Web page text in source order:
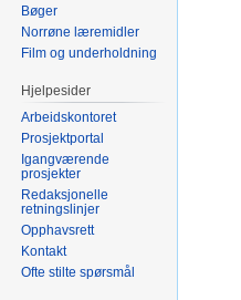
Bøger
Norrøne læremidler
Film og underholdning
Hjelpesider
Arbeidskontoret
Prosjektportal
Igangværende
prosjekter
Redaksjonelle
retningslinjer
Opphavsrett
Kontakt
Ofte stilte spørsmål